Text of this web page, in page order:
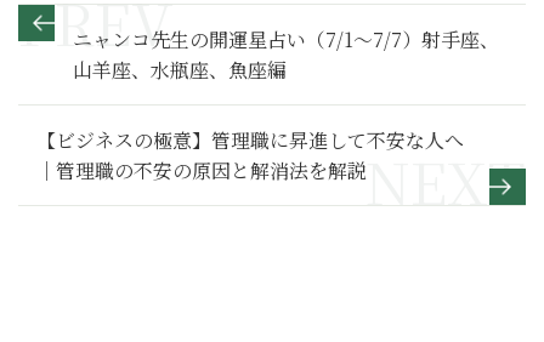
ニャンコ先生の開運星占い（7/1～7/7）射手座、
山羊座、水瓶座、魚座編
【ビジネスの極意】管理職に昇進して不安な人へ
｜管理職の不安の原因と解消法を解説